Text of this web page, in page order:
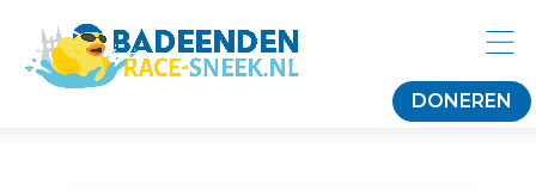
DONEREN